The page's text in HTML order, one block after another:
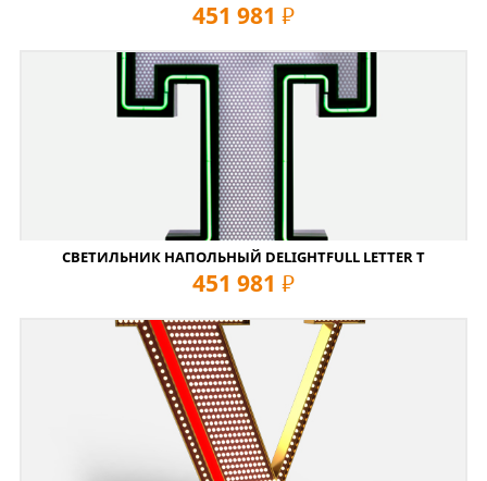
451 981 руб
СВЕТИЛЬНИК НАПОЛЬНЫЙ DELIGHTFULL LETTER T
451 981 руб